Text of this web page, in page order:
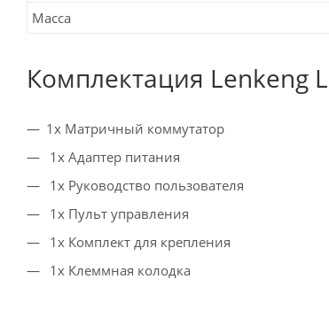
Масса
Комплектация Lenkeng
1х Матричный коммутатор
1x Адаптер питания
1x Руководство пользователя
1x Пульт управления
1х Комплект для крепления
1x Клеммная колодка